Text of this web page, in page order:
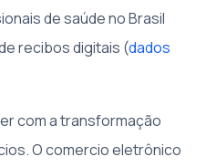
de saúde no Brasil
recibos digitais (dados
com a transformação
O comercio eletrônico